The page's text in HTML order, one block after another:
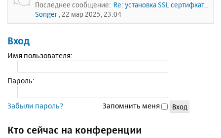
Последнее сообщение: Re: установка SSL сертифката
Songer , 22 мар 2025, 23:04
Вход
Имя пользователя:
Пароль:
Забыли пароль? Запомнить меня
Кто сейчас на конференции